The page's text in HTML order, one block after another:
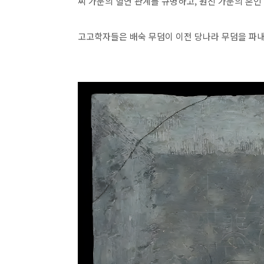
고고학자들은 배숙 무덤이 이전 당나라 무덤을 파